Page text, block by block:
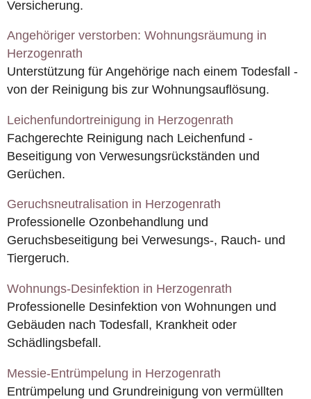
Versicherung.
Angehöriger verstorben: Wohnungsräumung in
Herzogenrath
Unterstützung für Angehörige nach einem Todesfall -
von der Reinigung bis zur Wohnungsauflösung.
Leichenfundortreinigung in Herzogenrath
Fachgerechte Reinigung nach Leichenfund -
Beseitigung von Verwesungsrückständen und
Gerüchen.
Geruchsneutralisation in Herzogenrath
Professionelle Ozonbehandlung und
Geruchsbeseitigung bei Verwesungs-, Rauch- und
Tiergeruch.
Wohnungs-Desinfektion in Herzogenrath
Professionelle Desinfektion von Wohnungen und
Gebäuden nach Todesfall, Krankheit oder
Schädlingsbefall.
Messie-Entrümpelung in Herzogenrath
Entrümpelung und Grundreinigung von vermüllten